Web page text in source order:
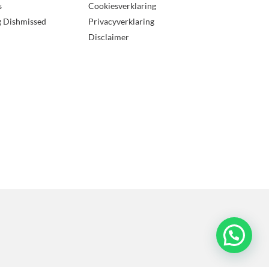
Dishmissed
Cookiesverklaring
Privacyverklaring
Disclaimer